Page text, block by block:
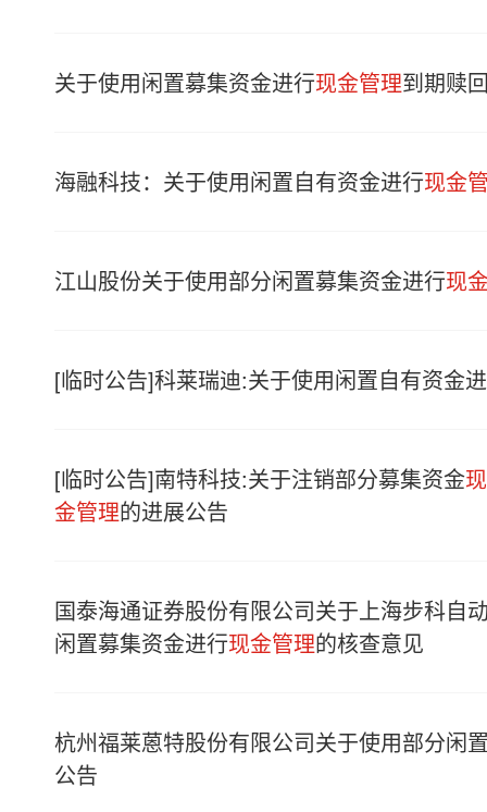
关于使用闲置募集资金进行现金管理到期赎
海融科技：关于使用闲置自有资金进行现金
江山股份关于使用部分闲置募集资金进行现
[临时公告]科莱瑞迪:关于使用闲置自有资金
[临时公告]南特科技:关于注销部分募集资金
金管理的进展公告
国泰海通证券股份有限公司关于上海步科自
闲置募集资金进行现金管理的核查意见
杭州福莱蒽特股份有限公司关于使用部分闲
公告